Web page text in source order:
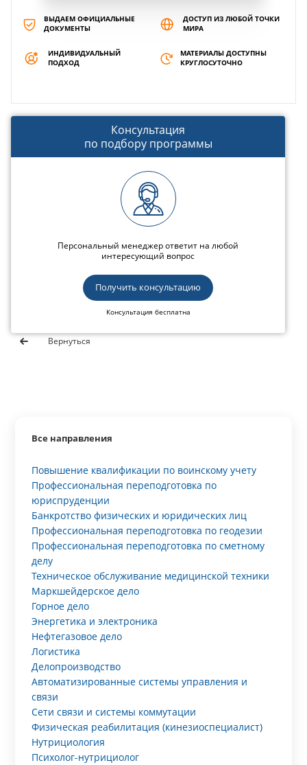
ВЫДАЕМ ОФИЦИАЛЬНЫЕ
ДОКУМЕНТЫ
ДОСТУП ИЗ ЛЮБОЙ ТОЧКИ
МИРА
ИНДИВИДУАЛЬНЫЙ
ПОДХОД
МАТЕРИАЛЫ ДОСТУПНЫ
КРУГЛОСУТОЧНО
Консультация
по подбору программы
Персональный менеджер ответит на любой
интересующий вопрос
Получить консультацию
Консультация бесплатна
Вернуться
Все направления
Повышение квалификации по воинскому учету
Профессиональная переподготовка по
юриспруденции
Банкротство физических и юридических лиц
Профессиональная переподготовка по геодезии
Профессиональная переподготовка по сметному
делу
Техническое обслуживание медицинской техники
Маркшейдерское дело
Горное дело
Энергетика и электроника
Нефтегазовое дело
Логистика
Делопроизводство
Автоматизированные системы управления и
связи
Сети связи и системы коммутации
Физическая реабилитация (кинезиоспециалист)
Нутрициология
Психолог-нутрициолог